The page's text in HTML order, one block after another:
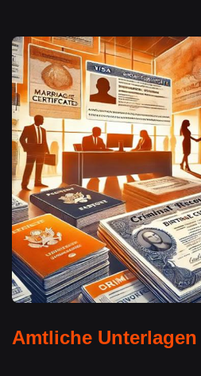
Amtliche Unterlagen